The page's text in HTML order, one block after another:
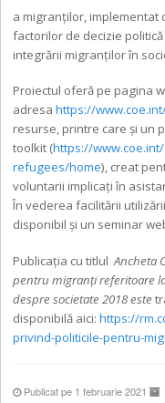
a migranților, implementat
factorilor de decizie
integrării migranților în
Proiectul oferă pe pagina
adresahttps://
resurse, printre care și un
toolkit (https://
refugees/home), creat
voluntarii implicați în
În vederea facilitării
disponibil și un seminar
Publicația cu titlulAncheta
pentru migranți referitoare
despre societate 2018 este
disponibilă aici:https://
privind-politicile-pentru-
Publicat pe 1 februarie 2021